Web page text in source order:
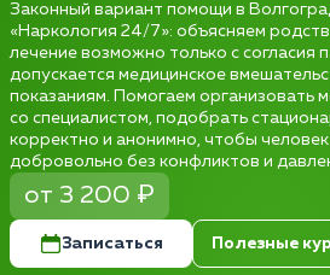
Законный вариант помощи в
«Наркология 24/7»: объясняем
лечение возможно только с согласия
допускается медицинское
показаниям. Помогаем организовать
со специалистом, подобрать
корректно и анонимно, чтобы
добровольно без конфликтов и
от 3 200 ₽
Записаться Полезные